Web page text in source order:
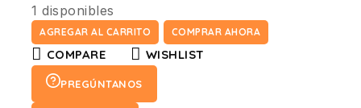
1 disponibles
AGREGAR AL CARRITO COMPRAR AHORA
COMPARE WISHLIST
PREGÚNTANOS